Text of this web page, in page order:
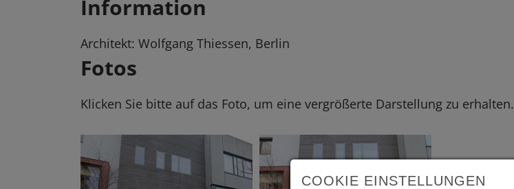
Information
Architekt: Wolfgang Thiessen, Berlin
Fotos
Klicken Sie bitte auf das Foto, um eine vergrößerte Darstellung zu erhalten.
COOKIE EINSTELLUNGEN